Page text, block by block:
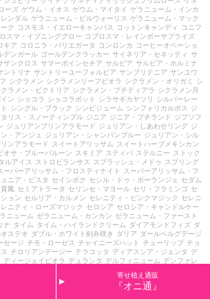
ーズ ゲウム・イオス ゲウム・マイタイ ゲラニューム・インカ
ンダル ゲラニューム・ビルウォーリス ゲラニューム・マック
ク コスモス・イエローキャンパス コットンキャンディ
コニフ
スマ・イブニンググロー
コプロスマ・レインボーサプライズ
キア コロニラ・バリエガータ コンロンカ
コーヒーオベーショ
デンガール ゴールデンクラッカー サイネリア・セネッティ サ
ザンクロス サマーポインセチア サルビア サルビア・ホルミナ
ントリナ サントリーユーフォルビア サンブリテニア サンユウ
シクラメン シクラメンリーフビオラ シクラメン・オリガミ
シ
クラメン・ビクトリア シクラメン・プチティアラ
シクラメン月
ン ショコラ ショコラポット シラサギカヤツリ
シルバーレー
シングル・ブラック シンビジューム シンフォリカルポス
ジ
タリス・スノーティンプル ジニア ジニア・プチランド ジプソフ
ジュリアンプリンアラモード ジュリアン・しあわせリング ジ
・アンジュ ジュリアン・シャンパンブルー ジュリアン・シル
ンアラモード スイートアリッサム
スイートハーブメキシカン
オサ・ブルーバルーン スキミア スティパ ステルニー
ストック
ルアイス
ストロビランサス スプラッシュ・メドゥ
スプリング
ーパーアリッサム・フロスティナイト
スーパーアリッサム・フ
ニア・ビスタ セイシボク セシル・ドゥ・ボーランジェ
セダム
鳳 セミアトラータ セリンセ・マヨール セリ・フラミンゴ セ
ョン セルリア・カルメン セレニティ・ピンクマジック
セレニ
レニティ・ローズマジック セロシア セロシア・キャンドルケー
ニューム ゼラニューム・カンカン ゼラニューム・ファースト
ナ タイム タイム・ハイランドクリーム ダイアモンドフィズ ダ
ステオ ダブル・ホワイト剣弁咲き ダリア ダールベルグデージ
セージ チモ・ローゼス チャイニーズハット チューリップ チョ
チロリアンデージー テラコッタ ディアスシア・ジェンタ
デ
ディージェイビオラ デュランタ デルフィニューム デンファレ
ナチュラルテイスト ナデシコ・ピーチプリンセス
サイラン ネシア・ファンタジーピンク ネメシア
寄せ植え通販
『オニ通』